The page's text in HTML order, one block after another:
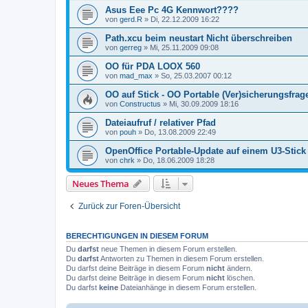
Asus Eee Pc 4G Kennwort????
von gerd.R » Di, 22.12.2009 16:22
Path.xcu beim neustart Nicht überschreiben
von gerreg » Mi, 25.11.2009 09:08
OO für PDA LOOX 560
von mad_max » So, 25.03.2007 00:12
OO auf Stick - OO Portable
von Constructus » Mi, 30.09.2009 18:16
Dateiaufruf / relativer Pfad
von pouh » Do, 13.08.2009 22:49
OpenOffice Portable-Update auf einem U3-Stick
von chrk » Do, 18.06.2009 18:28
Neues Thema
Zurück zur Foren-Übersicht
BERECHTIGUNGEN IN DIESEM FORUM
Du darfst neue Themen in diesem Forum erstellen.
Du darfstAntworten zu Themen in diesem Forum erstellen.
Du darfst deine Beiträge in diesem Forum nicht ändern.
Du darfst deine Beiträge in diesem Forum nicht löschen.
Du darfst keine Dateianhänge in diesem Forum erstellen.